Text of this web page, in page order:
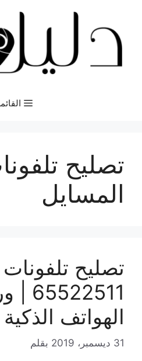
المحتوى
تصليح
المسايل
تصليح تلفونات
الهواتف
31 ديسمبر، 2019 بقلم